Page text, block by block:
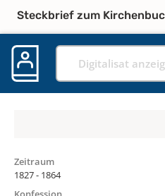
Steckbrief zum
Digitalisat
Zeitraum
1827 - 1864